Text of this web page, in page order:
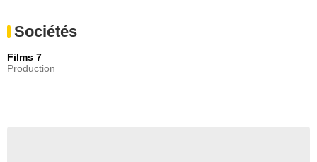
Sociétés
Films 7
Production